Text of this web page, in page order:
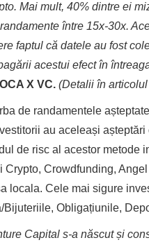
Mai mult, 40% dintre ei
între 15x-30x.
faptul că datele au fost
acestui efect în
X VC. (Detalii în
de randamentele
au aceleași
de risc al acestor
Crypto, Crowdfunding,
locala. Cele mai sigure
Bijuteriile, Obligațiunile,
Capital s-a născut și